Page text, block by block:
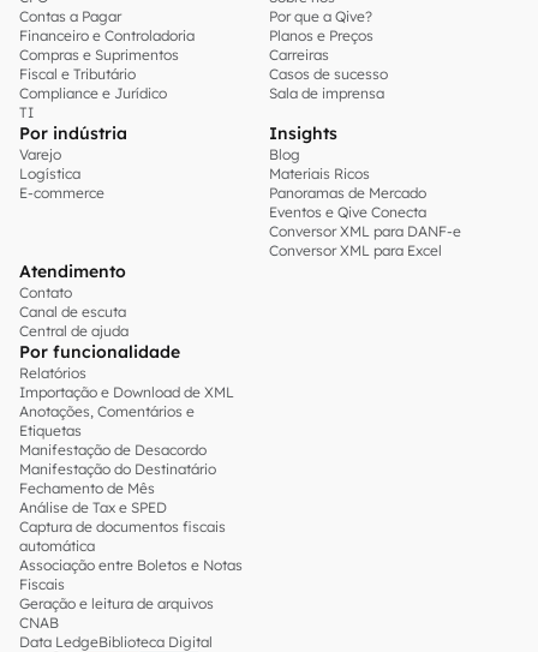
Contas a Pagar
Financeiro e Controladoria
Compras e Suprimentos
Fiscal e Tributário
Compliance e Jurídico
TI
Por que a Qive?
Planos e Preços
Carreiras
Casos de sucesso
Sala de imprensa
Por indústria
Varejo
Logística
E-commerce
Insights
Blog
Materiais Ricos
Panoramas de Mercado
Eventos e Qive Conecta
Conversor XML para DANF-e
Conversor XML para Excel
Atendimento
Contato
Canal de escuta
Central de ajuda
Por funcionalidade
Relatórios
Importação e Download de XML
Anotações, Comentários e
Etiquetas
Manifestação de Desacordo
Manifestação do Destinatário
Fechamento de Mês
Análise de Tax e SPED
Captura de documentos fiscais
automática
Associação entre Boletos e Notas
Fiscais
Geração e leitura de arquivos
CNAB
Data LedgeBiblioteca Digital